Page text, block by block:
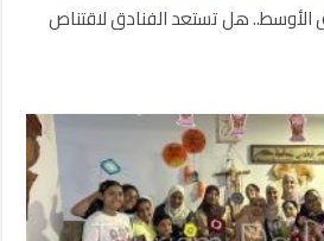
الأوسط.. هل تستعد الفنادق لاقتناص